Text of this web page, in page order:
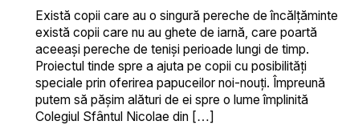
Există copii care au o singură pereche de încălțăminte,
există copii care nu au ghete de iarnă, care poartă
aceeași pereche de teniși perioade lungi de timp.
Proiectul tinde spre a ajuta pe copii cu posibilități
speciale prin oferirea papuceilor noi-nouți. Împreună
putem să pășim alături de ei spre o lume împlinită
Colegiul Sfântul Nicolae din […]